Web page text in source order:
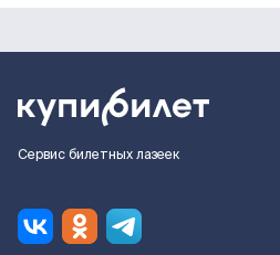
Сервис билетных лазеек